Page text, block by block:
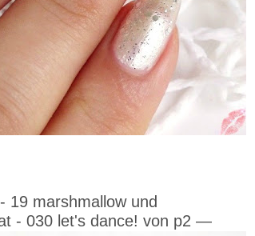
19 marshmallow und
- 030 let's dance! von p2 —